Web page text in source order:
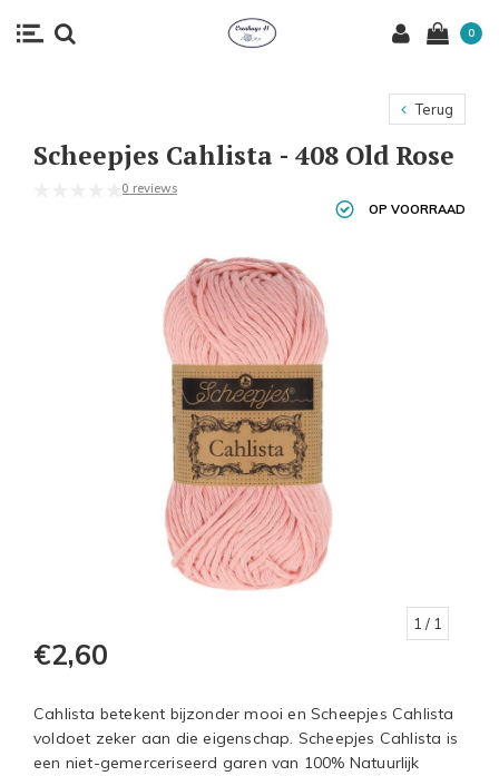
0
Terug
Scheepjes Cahlista - 408 Old Rose
0 reviews
OP VOORRAAD
1 / 1
€2,60
Cahlista betekent bijzonder mooi en Scheepjes Cahlista
voldoet zeker aan die eigenschap. Scheepjes Cahlista is
een niet-gemerceriseerd garen van 100% Natuurlijk